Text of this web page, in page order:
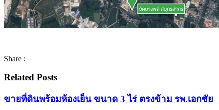
Share :
Related Posts
ขายที่ดินพร้อมห้องเย็น ขนาด 3 ไร่ ตรงข้าม รพ.เอกชัย